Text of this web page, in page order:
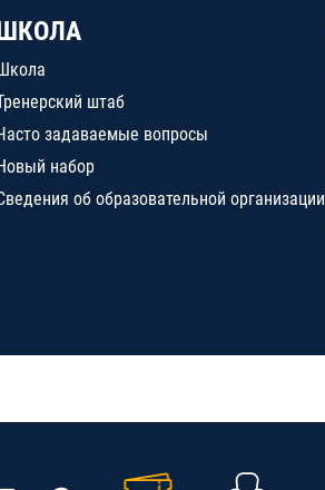
штаб
задаваемые вопросы
набор
об образовательной организации